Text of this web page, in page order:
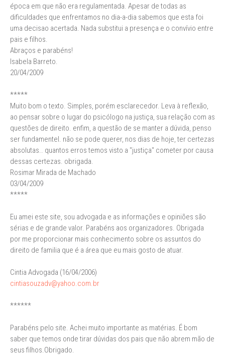
época em que não era regulamentada. Apesar de todas as
dificuldades que enfrentamos no dia-a-dia sabemos que esta foi
uma decisao acertada. Nada substitui a presença e o convívio entre
pais e filhos.
Abraços e parabéns!
Isabela Barreto.
20/04/2009
*****
Muito bom o texto. Simples, porém esclarecedor. Leva à reflexão,
ao pensar sobre o lugar do psicólogo na justiça, sua relação com as
questões de direito. enfim, a questão de se manter a dúvida, penso
ser fundamentel. não se pode querer, nos dias de hoje, ter certezas
absolutas.. quantos erros temos visto a "justiça" cometer por causa
dessas certezas. obrigada.
Rosimar Mirada de Machado
03/04/2009
*****
Eu amei este site, sou advogada e as informações e opiniões são
sérias e de grande valor. Parabéns aos organizadores. Obrigada
por me proporcionar mais conhecimento sobre os assuntos do
direito de familia que é a área que eu mais gosto de atuar.
Cintia Advogada (16/04/2006)
cintiasouzadv@yahoo.com.br
******
Parabéns pelo site. Achei muito importante as matérias. É bom
saber que temos onde tirar dúvidas dos pais que não abrem mão de
seus filhos.Obrigado.